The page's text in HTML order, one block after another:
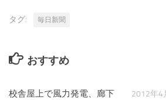
タグ: 毎日新聞
おすすめ
校舎屋上で風力発電、廊下
2012年4